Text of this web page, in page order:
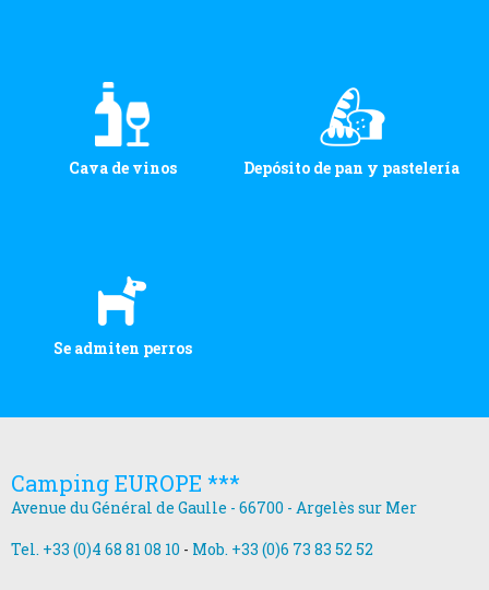
Cava de vinos Depósito de pan y pastelería
Se admiten perros
Camping EUROPE ***
Avenue du Général de Gaulle - 66700 - Argelès sur Mer
Tel. +33 (0)4 68 81 08 10 - Mob. +33 (0)6 73 83 52 52